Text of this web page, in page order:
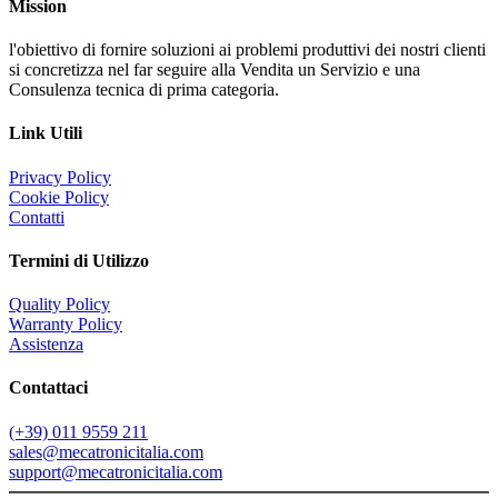
Mission
l'obiettivo di fornire soluzioni ai problemi produttivi dei nostri clienti
si concretizza nel far seguire alla Vendita un Servizio e una
Consulenza tecnica di prima categoria.
Link Utili
Privacy Policy
Cookie Policy
Contatti
Termini di Utilizzo
Quality Policy
Warranty Policy
Assistenza
Contattaci
(+39) 011 9559 211
sales@mecatronicitalia.com
support@mecatronicitalia.com